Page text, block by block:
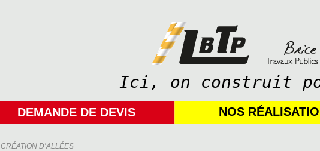
Ici, on construit
DEMANDE DE DEVIS NOS
CRÉATION D’ALLÉES